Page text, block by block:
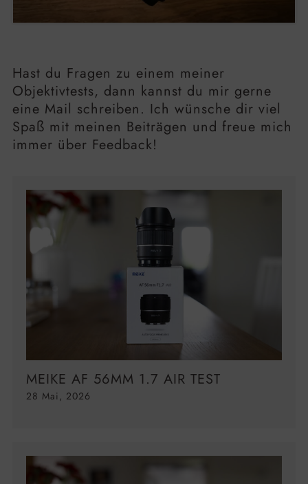
Hast du Fragen zu einem meiner
Objektivtests, dann kannst du mir gerne
eine Mail schreiben. Ich wünsche dir viel
Spaß mit meinen Beiträgen und freue mich
immer über Feedback!
MEIKE AF 56MM 1.7 AIR TEST
28 Mai, 2026